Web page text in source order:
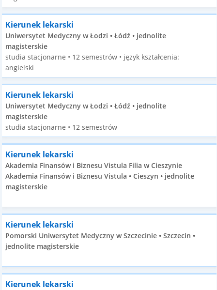
Kierunek lekarski
Uniwersytet Medyczny w Łodzi • Łódź • jednolite
magisterskie
studia stacjonarne • 12 semestrów • język kształcenia:
angielski
Kierunek lekarski
Uniwersytet Medyczny w Łodzi • Łódź • jednolite
magisterskie
studia stacjonarne • 12 semestrów
Kierunek lekarski
Akademia Finansów i Biznesu Vistula Filia w Cieszynie
Akademia Finansów i Biznesu Vistula • Cieszyn • jednolite
magisterskie
Kierunek lekarski
Pomorski Uniwersytet Medyczny w Szczecinie • Szczecin •
jednolite magisterskie
Kierunek lekarski